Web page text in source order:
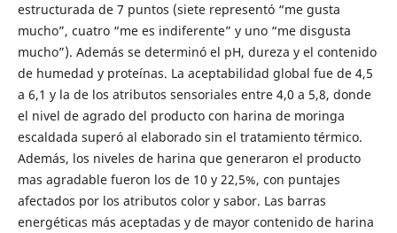
estructurada de 7 puntos (siete representó “me gusta
mucho”, cuatro “me es indiferente” y uno “me disgusta
mucho”). Además se determinó el pH, dureza y el contenido
de humedad y proteínas. La aceptabilidad global fue de 4,5
a 6,1 y la de los atributos sensoriales entre 4,0 a 5,8, donde
el nivel de agrado del producto con harina de moringa
escaldada superó al elaborado sin el tratamiento térmico.
Además, los niveles de harina que generaron el producto
mas agradable fueron los de 10 y 22,5%, con puntajes
afectados por los atributos color y sabor. Las barras
energéticas más aceptadas y de mayor contenido de harina